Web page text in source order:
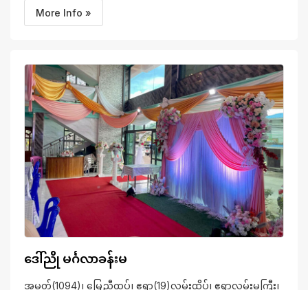
More Info »
ဒေါ်ညို မင်္ဂလာခန်းမ
အမှတ်(1094)၊ မြေညီထပ်၊ ဧရာ(19)လမ်းထိပ်၊ ဧရာလမ်းမကြီး၊